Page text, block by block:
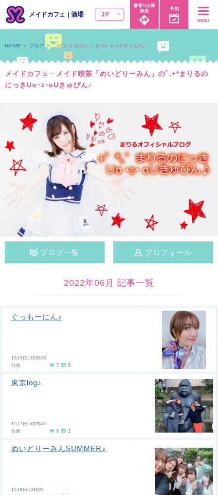
メイドカフェ ｜酒場 JP
MENU
メイドカフェ・メイド喫茶「めいどりーみん」のﾟ.+*まりるの
にっきUo･ｪ･oUきゅぴん♪
HOME ブログ ﾟ.+*まりるのにっきUo･ｪ･oUきゅぴん♪
ブログ一覧 プロフィール
2022年06月 記事一覧
ぐっもーにん♪
1515日1時間45
分前
7 5
東京log♪
1517日1時間45
分前
6 1
めいどりーみんSUMMER♪
1518日10時間